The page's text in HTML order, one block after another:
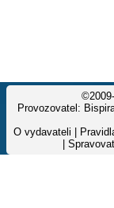
Provozovatel:
O vydavateli